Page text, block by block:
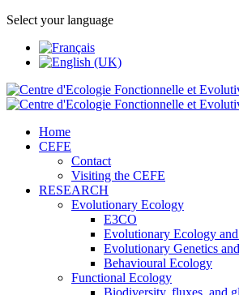
Select your language
Home
CEFE
Contact
Visiting the CEFE
RESEARCH
Evolutionary Ecology
E3CO
Evolutionary Ecology
Evolutionary Genetics
Behavioural Ecology
Functional Ecology
Biodiversity, fluxes, and